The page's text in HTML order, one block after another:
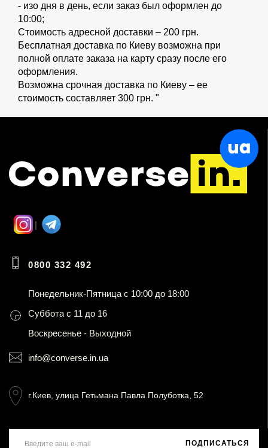
- изо дня в день, если заказ был оформлен до
10:00;
Стоимость адресной доставки – 200 грн.
Бесплатная доставка по Киеву возможна при
полной оплате заказа на карту сразу после его
оформления.
Возможна срочная доставка по Киеву – ее
стоимость составляет 300 грн. "
0800 332 492
Понедельник-Пятница с 10:00 до 18:00
Суббота с 11 до 16
Воскресенье - Выходной
info@converse.in.ua
г.Киев, улица Гетьмана Павла Полуботка, 52
ПОДПИСАТЬСЯ